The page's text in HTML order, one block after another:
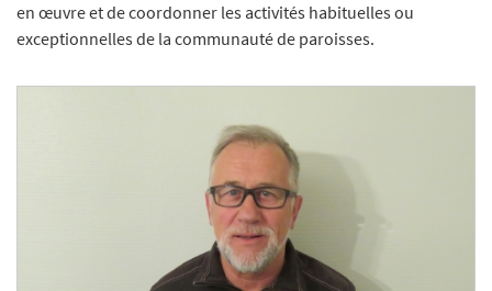
en œuvre et de coordonner les activités habituelles ou
exceptionnelles de la communauté de paroisses.